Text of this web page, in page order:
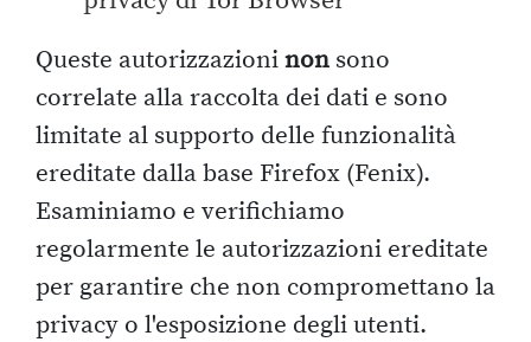
Queste autorizzazioninon sono
correlate alla raccolta dei dati e sono
limitate al supporto delle funzionalità
ereditate dalla base Firefox (Fenix).
Esaminiamo e verifichiamo
regolarmente le autorizzazioni ereditate
per garantire che non compromettano la
privacy o l'esposizione degli utenti.